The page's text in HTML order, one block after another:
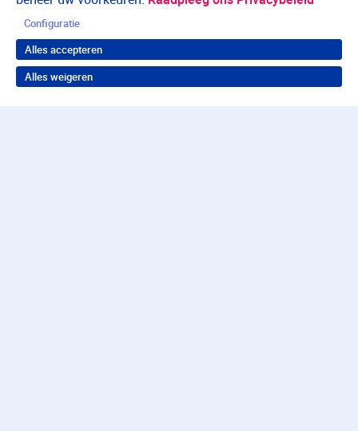
Configuratie
Alles accepteren
Alles weigeren